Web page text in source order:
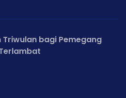
bagi Pemegang